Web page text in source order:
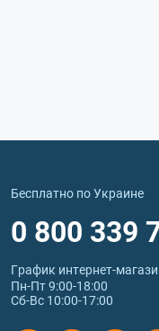
Бесплатно по Украине
0 800 339
График
Пн-Пт 9:00-18:00
Сб-Вс 10:00-17:00